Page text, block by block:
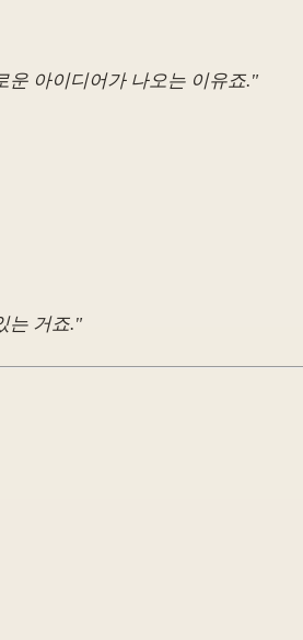
운 아이디어가 나오는 이유죠."
는 거죠."